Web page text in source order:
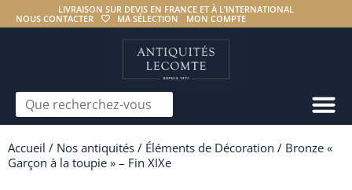
LIVRAISON SUR DEVIS EN FRANCE ET À L’INTERNATIONAL
NOUS CONTACTER
MA SÉLECTION MON COMPTE
Accueil / Nos antiquités / Éléments de Décoration / Bronze «
Garçon à la toupie » – Fin XIXe